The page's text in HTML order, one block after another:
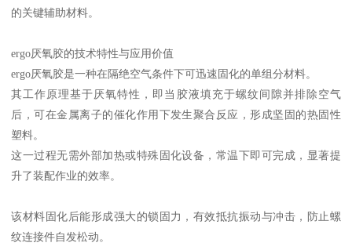
的关键辅助材料。
ergo厌氧胶的技术特性与应用价值
ergo厌氧胶是一种在隔绝空气条件下可迅速固化的单组分材料。
其工作原理基于厌氧特性，即当胶液填充于螺纹间隙并排除空气
后，可在金属离子的催化作用下发生聚合反应，形成坚固的热固性
塑料。
这一过程无需外部加热或特殊固化设备，常温下即可完成，显著提
升了装配作业的效率。
该材料固化后能形成强大的锁固力，有效抵抗振动与冲击，防止螺
纹连接件自发松动。